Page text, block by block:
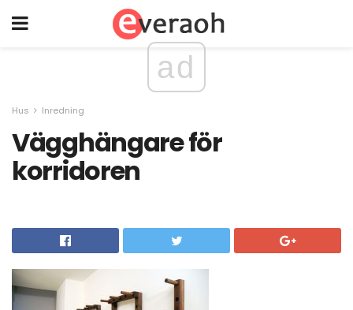
ad
Hus Inredning
Vägghängare för
korridoren